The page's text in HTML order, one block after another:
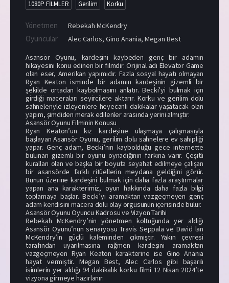
1080P FİLMLER Gerilim Korku
Yönetmen Rebekah McKendry
Oyuncular Alec Carlos, Gino Anania, Megan Best
Asansör Oyunu, kardeşini kaybeden genç bir adamın
hikayesini konu edinen bir filmdir. Orijinal adı Elevator Game
olan eser, Amerikan yapımıdır. Fazla sosyal hayatı olmayan
Ryan Keaton isminde bir adamın kardeşinin gizemli bir
şekilde ortadan kaybolmasını anlatır. Becki’yi bulmak için
girdiği maceraları seyircilere aktarır. Korku ve gerilim dolu
sahneleriyle izleyenlere heyecanlı dakikalar yaşatacak olan
yapım, şimdiden merak edilenler arasında yerini almıştır.
Asansör Oyunu Filminin Konusu
Ryan Keaton’un kız kardeşine ulaşmaya çalışmasıyla
başlayan Asansör Oyunu, gerilim dolu sahnelere ev sahipliği
yapar. Genç adam, Becki’nin kaybolduğu gece internette
bulunan gizemli bir oyunu oynadığının farkına varır. Çeşitli
kuralları olan ve başka bir boyuta seyahat edilmeye çalışan
bir asansörde farklı ritüellerin meydana geldiğini görür.
Bunun üzerine kardeşini bulmak için daha fazla araştırmalar
yapan ana karakterimiz, oyun hakkında daha fazla bilgi
toplamaya başlar. Becki’yi aramaktan vazgeçmeyen genç
adam kendisini macera dolu olay örgüsünün içerisinde bulur.
Asansör Oyunu Oyuncu Kadrosu ve Vizyon Tarihi
Rebekah McKendry’nin yönetmen koltuğunda yer aldığı
Asansör Oyunu’nun senaryosu Travis Seppala ve David lan
McKendry’in güçlü kaleminden çıkmıştır. Yakın çevresi
tarafından uyarılmasına rağmen kardeşini aramaktan
vazgeçmeyen Ryan Keaton karakterine ise Gino Anania
hayat vermiştir. Megan Best, Alec Carlos gibi başarılı
isimlerin yer aldığı 94 dakikalık korku filmi 12 Nisan 2024’te
vizyona girmeye hazırlanır.